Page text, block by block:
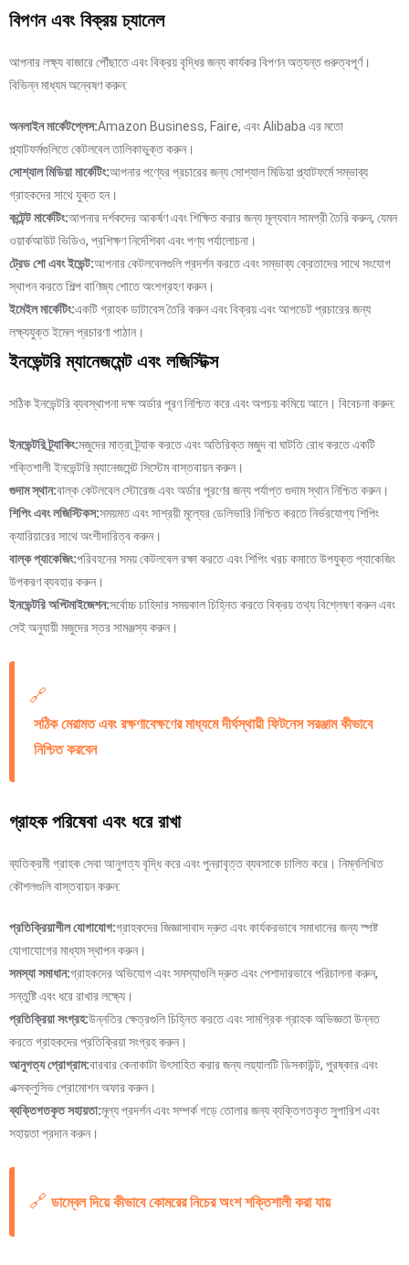
বিপণন এবং বিক্রয় চ্যানেল
আপনার লক্ষ্য বাজারে পৌঁছাতে এবং বিক্রয় বৃদ্ধির জন্য কার্যকর বিপণন অত্যন্ত গুরুত্বপূর্ণ।
বিভিন্ন মাধ্যম অন্বেষণ করুন:
অনলাইন মার্কেটপ্লেস:Amazon Business, Faire, এবং Alibaba এর মতো
প্ল্যাটফর্মগুলিতে কেটলবেল তালিকাভুক্ত করুন।
সোশ্যাল মিডিয়া মার্কেটিং:আপনার পণ্যের প্রচারের জন্য সোশ্যাল মিডিয়া প্ল্যাটফর্মে সম্ভাব্য
গ্রাহকদের সাথে যুক্ত হন।
কন্টেন্ট মার্কেটিং:আপনার দর্শকদের আকর্ষণ এবং শিক্ষিত করার জন্য মূল্যবান সামগ্রী তৈরি করুন, যেমন
ওয়ার্কআউট ভিডিও, প্রশিক্ষণ নির্দেশিকা এবং পণ্য পর্যালোচনা।
ট্রেড শো এবং ইভেন্ট:আপনার কেটলবেলগুলি প্রদর্শন করতে এবং সম্ভাব্য ক্রেতাদের সাথে সংযোগ
স্থাপন করতে শিল্প বাণিজ্য শোতে অংশগ্রহণ করুন।
ইমেইল মার্কেটিং:একটি গ্রাহক ডাটাবেস তৈরি করুন এবং বিক্রয় এবং আপডেট প্রচারের জন্য
লক্ষ্যযুক্ত ইমেল প্রচারণা পাঠান।
ইনভেন্টরি ম্যানেজমেন্ট এবং লজিস্টিক্স
সঠিক ইনভেন্টরি ব্যবস্থাপনা দক্ষ অর্ডার পূরণ নিশ্চিত করে এবং অপচয় কমিয়ে আনে। বিবেচনা করুন:
ইনভেন্টরি ট্র্যাকিং:মজুদের মাত্রা ট্র্যাক করতে এবং অতিরিক্ত মজুদ বা ঘাটতি রোধ করতে একটি
শক্তিশালী ইনভেন্টরি ম্যানেজমেন্ট সিস্টেম বাস্তবায়ন করুন।
গুদাম স্থান:বাল্ক কেটলবেল স্টোরেজ এবং অর্ডার পূরণের জন্য পর্যাপ্ত গুদাম স্থান নিশ্চিত করুন।
শিপিং এবং লজিস্টিকস:সময়মত এবং সাশ্রয়ী মূল্যের ডেলিভারি নিশ্চিত করতে নির্ভরযোগ্য শিপিং
ক্যারিয়ারের সাথে অংশীদারিত্ব করুন।
বাল্ক প্যাকেজিং:পরিবহনের সময় কেটলবেল রক্ষা করতে এবং শিপিং খরচ কমাতে উপযুক্ত প্যাকেজিং
উপকরণ ব্যবহার করুন।
ইনভেন্টরি অপ্টিমাইজেশন:সর্বোচ্চ চাহিদার সময়কাল চিহ্নিত করতে বিক্রয় তথ্য বিশ্লেষণ করুন এবং
সেই অনুযায়ী মজুদের স্তর সামঞ্জস্য করুন।
🔗
সঠিক মেরামত এবং রক্ষণাবেক্ষণের মাধ্যমে দীর্ঘস্থায়ী ফিটনেস সরঞ্জাম কীভাবে
নিশ্চিত করবেন
গ্রাহক পরিষেবা এবং ধরে রাখা
ব্যতিক্রমী গ্রাহক সেবা আনুগত্য বৃদ্ধি করে এবং পুনরাবৃত্ত ব্যবসাকে চালিত করে। নিম্নলিখিত
কৌশলগুলি বাস্তবায়ন করুন:
প্রতিক্রিয়াশীল যোগাযোগ:গ্রাহকদের জিজ্ঞাসাবাদ দ্রুত এবং কার্যকরভাবে সমাধানের জন্য স্পষ্ট
যোগাযোগের মাধ্যম স্থাপন করুন।
সমস্যা সমাধান:গ্রাহকদের অভিযোগ এবং সমস্যাগুলি দ্রুত এবং পেশাদারভাবে পরিচালনা করুন,
সন্তুষ্টি এবং ধরে রাখার লক্ষ্যে।
প্রতিক্রিয়া সংগ্রহ:উন্নতির ক্ষেত্রগুলি চিহ্নিত করতে এবং সামগ্রিক গ্রাহক অভিজ্ঞতা উন্নত
করতে গ্রাহকদের প্রতিক্রিয়া সংগ্রহ করুন।
আনুগত্য প্রোগ্রাম:বারবার কেনাকাটা উৎসাহিত করার জন্য লয়্যালটি ডিসকাউন্ট, পুরষ্কার এবং
এক্সক্লুসিভ প্রোমোশন অফার করুন।
ব্যক্তিগতকৃত সহায়তা:মূল্য প্রদর্শন এবং সম্পর্ক গড়ে তোলার জন্য ব্যক্তিগতকৃত সুপারিশ এবং
সহায়তা প্রদান করুন।
🔗 ডাম্বেল দিয়ে কীভাবে কোমরের নিচের অংশ শক্তিশালী করা যায়